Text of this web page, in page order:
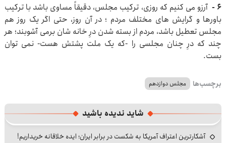
۶ -
آرزو می کنیم که روزی، ترکیب مجلس، دقیقاً مساوی باشد با ترکیب
باورها و گرایش های مختلف مردم ؛ در آن روز، حتی اگر یک روز هم
مجلس تعطیل باشد، مردم از بسته شدن درِ خانه شان برمی آشوبند؛ هر
چند که درِ چنان مجلسی را -که یک ملت پشتش هست- نمی توان
بست.
برچسب‌ها مجلس دوازدهم
شاید ندیده باشید
آشکارترین اعتراف آمریکا به شکست در برابر ایران؛ ایده خلاقانه خریداریم!